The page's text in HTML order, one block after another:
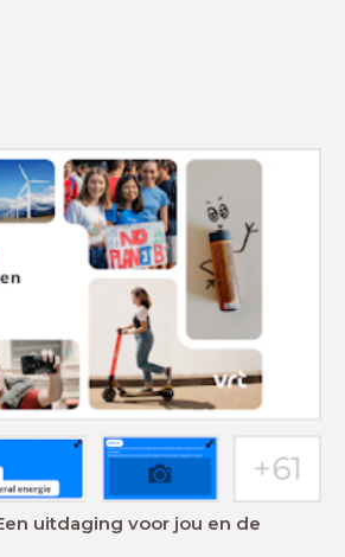
uitdaging voor jou en de